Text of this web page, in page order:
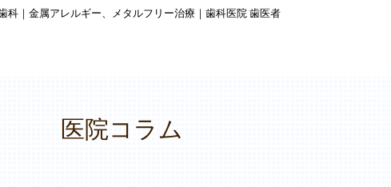
｜金属アレルギー、メタルフリー治療｜歯科医院 歯医者
医院コラム